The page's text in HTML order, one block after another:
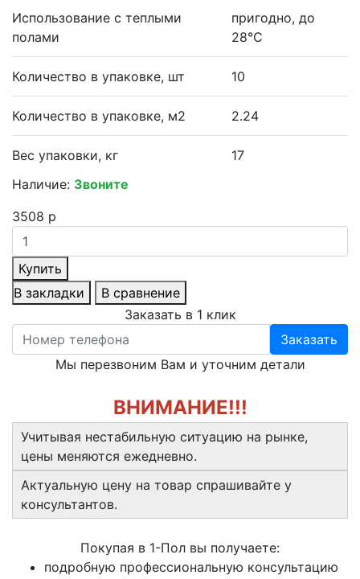
Использование с теплыми
полами
пригодно, до
28°С
Количество в упаковке, шт 10
Количество в упаковке, м2 2.24
Вес упаковки, кг
17
Наличие: Звоните
3508 р
Купить
В закладки
В сравнение
Заказать в 1 клик
Заказать
Мы перезвоним Вам и уточним детали
ВНИМАНИЕ!!!
Учитывая нестабильную ситуацию на рынке,
цены меняются ежедневно.
Актуальную цену на товар спрашивайте у
консультантов.
Покупая в 1-Пол вы получаете:
подробную профессиональную консультацию